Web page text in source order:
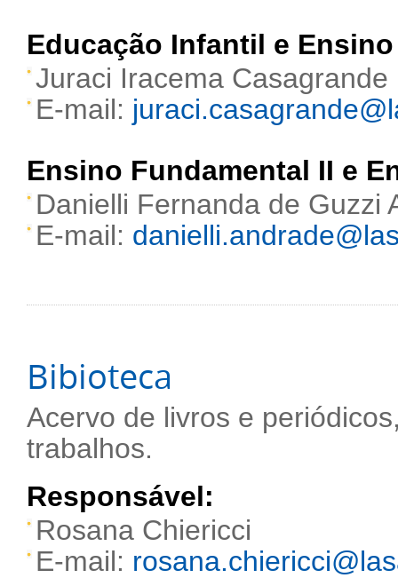
Educação Infantil e
Juraci Iracema Casagrande
E-mail:
Ensino Fundamental II e
Danielli Fernanda de Guzzi
E-mail:
Bibioteca
Acervo de livros e
trabalhos.
Responsável:
Rosana Chiericci
E-mail: